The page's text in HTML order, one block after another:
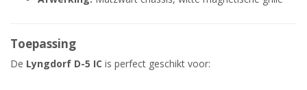
Toepassing
De Lyngdorf D-5 IC is perfect geschikt voor: